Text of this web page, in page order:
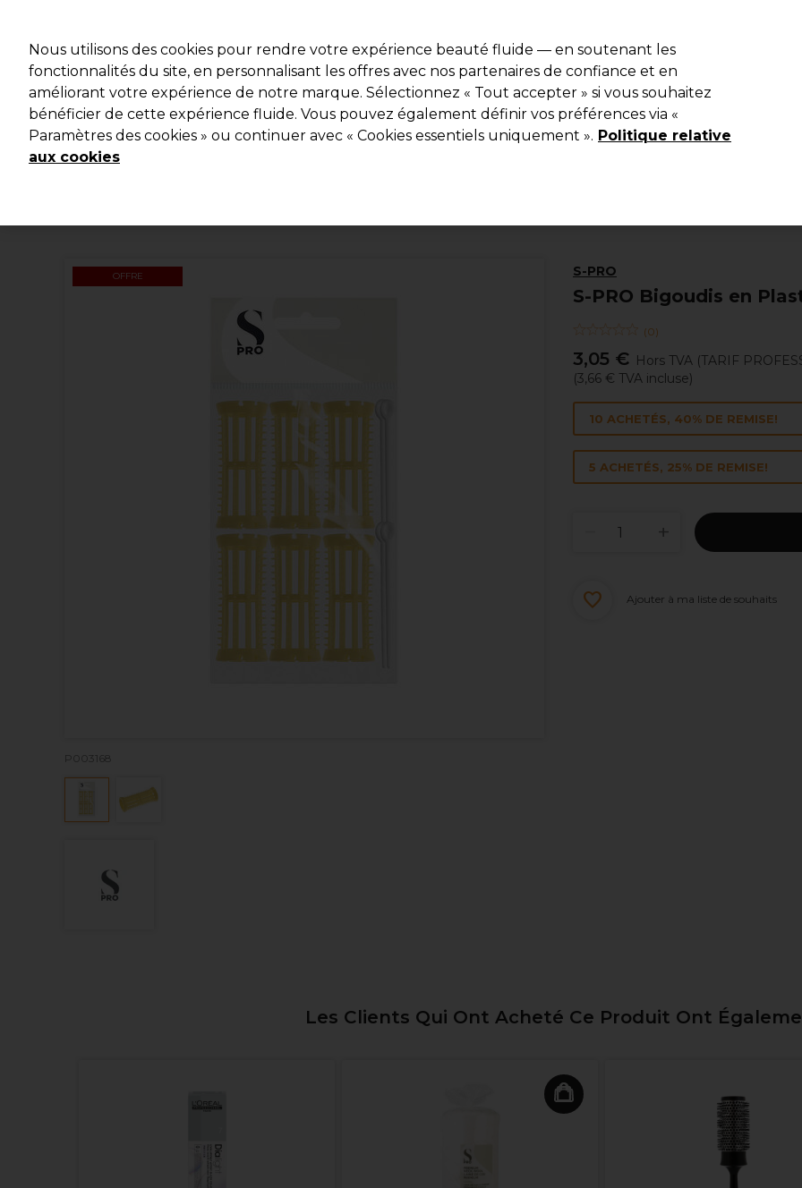
Rechercher
Marques
Bons plans Coiffure Electro et Matériel Equipement de salon Beauté Hommes
Livraison et délais
S-PRO
S-PRO Bigoudis en
(0)
3,05 € Hors TVA (TARIF
(3,66 € TVA incluse)
OFFRE
P003168
10 ACHETÉS, 40% DE REMISE!
5 ACHETÉS, 25% DE REMISE!
Ajouter à ma liste de souhaits
Les Clients Qui Ont Acheté Ce Produit Ont
Nous utilisons des cookies pour rendre votre expérience beauté fluide — en soutenant les
fonctionnalités du site, en personnalisant les offres avec nos partenaires de confiance et en
améliorant votre expérience de notre marque. Sélectionnez « Tout accepter » si vous souhaitez
bénéficier de cette expérience fluide. Vous pouvez également définir vos préférences via «
Paramètres des cookies » ou continuer avec « Cookies essentiels uniquement ». Politique relative
aux cookies